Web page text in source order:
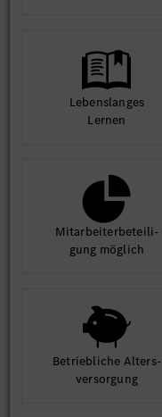
Lebens­langes
Lernen
Mit­arbeiter­beteili­
gung möglich
Betrieb­liche Alters­
ver­sorgung